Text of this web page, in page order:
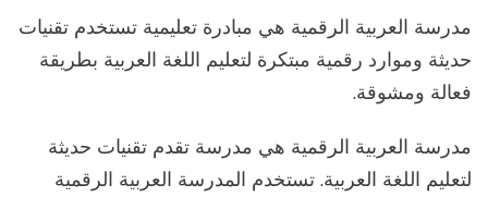
مدرسة العربية الرقمية هي مبادرة تعليمية تستخدم تقنيات
حديثة وموارد رقمية مبتكرة لتعليم اللغة العربية بطريقة
فعالة ومشوقة.
مدرسة العربية الرقمية هي مدرسة تقدم تقنيات حديثة
لتعليم اللغة العربية. تستخدم المدرسة العربية الرقمية